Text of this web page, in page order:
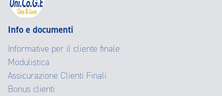
Info e documenti
Informative per il cliente finale
Modulistica
Assicurazione Clienti Finali
Bonus clienti